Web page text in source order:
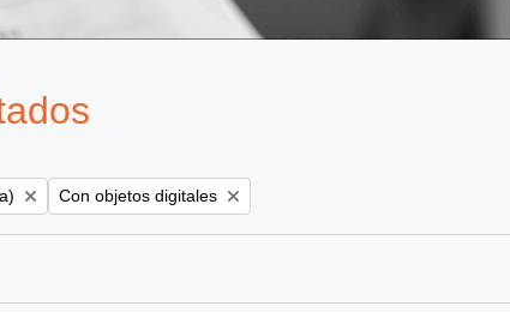
Remove filter:
Con objetos digitales